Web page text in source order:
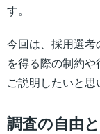
す。
今回は、採用選考
を得る際の制約や
ご説明したいと思
調査の自由